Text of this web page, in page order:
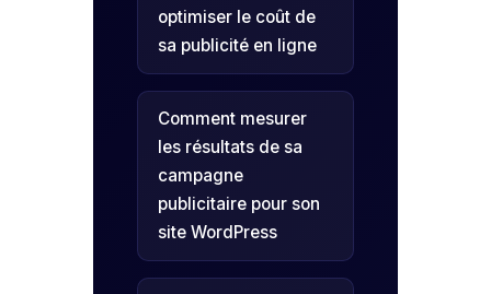
optimiser le coût de
sa publicité en ligne
Comment mesurer
les résultats de sa
campagne
publicitaire pour son
site WordPress